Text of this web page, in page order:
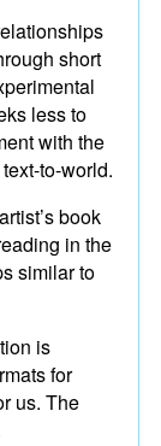
short
less to
with the
to-world.
book
in the
similar to
is
for
us. The